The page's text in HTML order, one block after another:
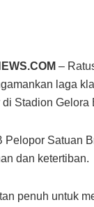
–
laga
Stadion Gelora
Pelopor Satuan
dan ketertiban.
penuh untuk